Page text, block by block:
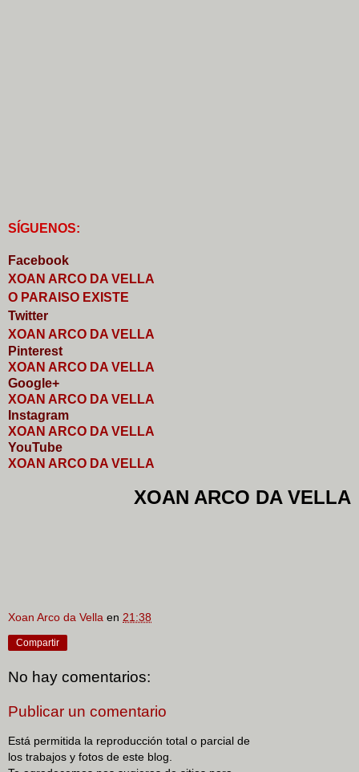
S GUENOS:
Facebook
XOAN ARCO DA VELLA
O PARAISO EXISTE
Twitter
XOAN ARCO DA VELLA
Pinterest
XOAN ARCO DA VELLA
Google+
XOAN ARCO DA VELLA
nstagram
XOAN ARCO DA VELLA
YouTube
XOAN ARCO DA VELLA
XOAN ARCO DA VELLA
Xoan Arco da Vella en 21:38
Compartir
No hay comentarios:
Publicar un comentario
Está permitida la reproducción total o parcial de
los trabajos y fotos de este blog.